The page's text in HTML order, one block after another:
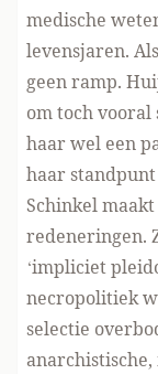
medische
levensjaren.
geen ramp.
om toch vooral
haar wel een
haar
Schinkel
redeneringen.
‘impliciet
necropolitiek
selectie